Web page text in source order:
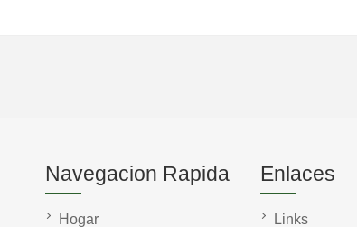
Navegacion Rapida
Hogar
Enlaces
Links